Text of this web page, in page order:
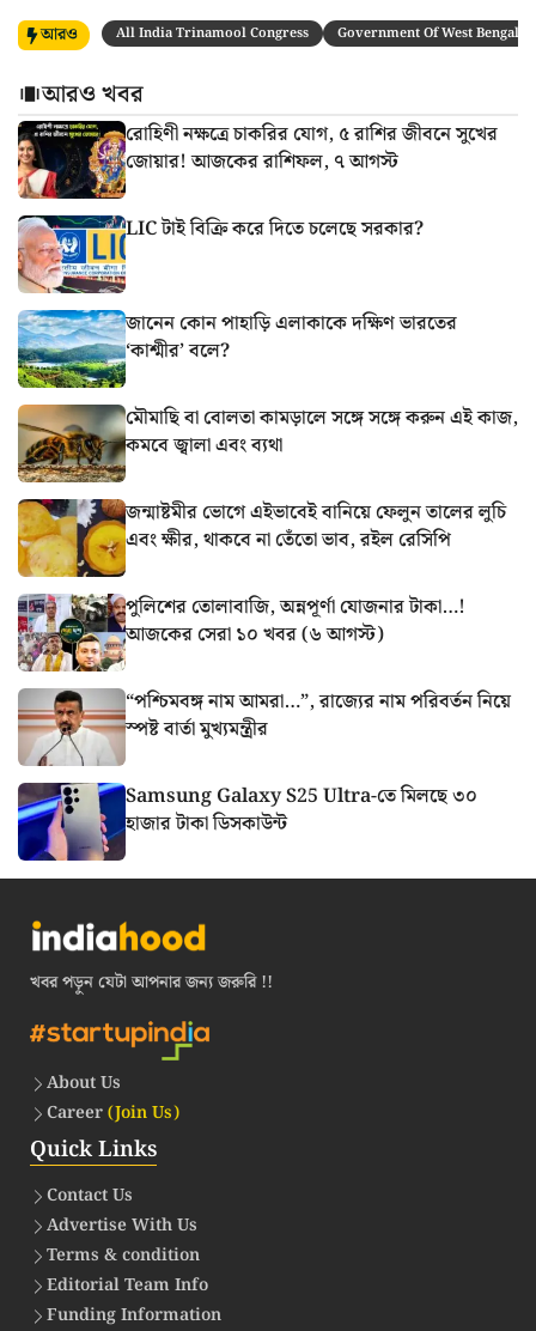
আরও All India Trinamool Congress Government Of West Bengal
আরও খবর
রোহিণী নক্ষত্রে চাকরির যোগ, ৫ রাশির জীবনে সুখের
জোয়ার! আজকের রাশিফল, ৭ আগস্ট
LIC টাই বিক্রি করে দিতে চলেছে সরকার?
জানেন কোন পাহাড়ি এলাকাকে দক্ষিণ ভারতের
‘কাশ্মীর’ বলে?
মৌমাছি বা বোলতা কামড়ালে সঙ্গে সঙ্গে করুন এই কাজ,
কমবে জ্বালা এবং ব্যথা
জন্মাষ্টমীর ভোগে এইভাবেই বানিয়ে ফেলুন তালের লুচি
এবং ক্ষীর, থাকবে না তেঁতো ভাব, রইল রেসিপি
পুলিশের তোলাবাজি, অন্নপূর্ণা যোজনার টাকা…!
আজকের সেরা ১০ খবর (৬ আগস্ট)
“পশ্চিমবঙ্গ নাম আমরা…”, রাজ্যের নাম পরিবর্তন নিয়ে
স্পষ্ট বার্তা মুখ্যমন্ত্রীর
Samsung Galaxy S25 Ultra-তে মিলছে ৩০
হাজার টাকা ডিসকাউন্ট
খবর পড়ুন যেটা আপনার জন্য জরুরি !!
About Us
Career(Join Us)
Quick Links
Contact Us
Advertise With Us
Terms & condition
Editorial Team Info
Funding Information